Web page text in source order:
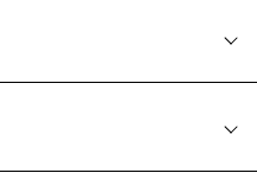
付き！
ンのフライトタグをWEB購入者